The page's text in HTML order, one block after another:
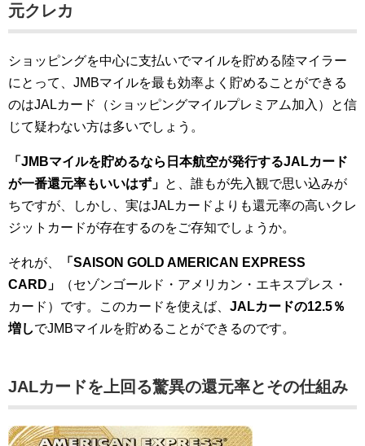
元クレカ
ショッピングを中心に支払いでマイルを貯める陸マイラー
にとって、JMBマイルを最も効率よく貯めることができる
のはJALカード（ショッピングマイルプレミアム加入）と信
じて疑わない方は多いでしょう。
「JMBマイルを貯めるなら日本航空が発行するJALカード
が一番還元率もいいはず」 と、誰もが先入観で思い込みが
ちですが、しかし、実はJALカードよりも還元率の高いクレ
ジットカードが存在するのをご存知でしょうか。
それが、
「SAISON GOLD AMERICAN EXPRESS
CARD」
（セゾンゴールド・アメリカン・エキスプレス・
カード）です。このカードを使えば、 JALカードの12.5％
増しでJMBマイルを貯めることができるのです。
JALカードを上回る驚異の還元率とその仕組み